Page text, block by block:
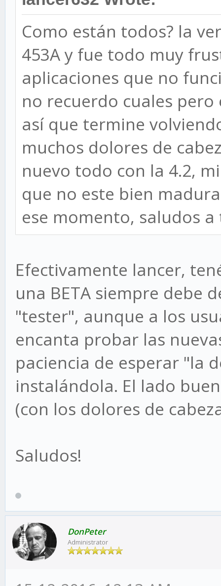
Como están todos? la
453A y fue todo muy
aplicaciones que no
no recuerdo cuales
así que termine
muchos dolores de
nuevo todo con la 4.2,
que no este bien
ese momento, saludos
Efectivamente lancer,
una BETA siempre debe
"tester", aunque a los
encanta probar las
paciencia de esperar "la
instalándola. El lado
(con los dolores de
Saludos!
DonPeter
Administrator